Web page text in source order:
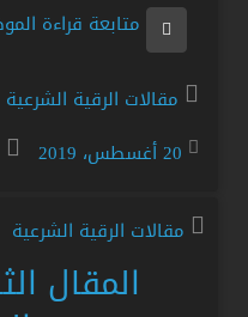
متابعة قراءة
مقالات الرقية الشرعية
20 أغسطس، 2019
مقالات الرقية الشرعية
المقال